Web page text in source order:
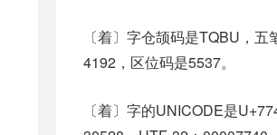
〔着〕字仓颉码是TQBU，
4192，区位码是5537。
〔着〕字的UNICODE是